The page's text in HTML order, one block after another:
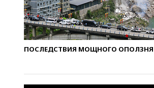
ПОСЛЕДСТВИЯ МОЩНОГО ОПОЛЗНЯ